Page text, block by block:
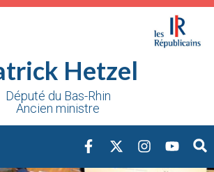
Hetzel
Député du Bas-Rhin
Ancien ministre